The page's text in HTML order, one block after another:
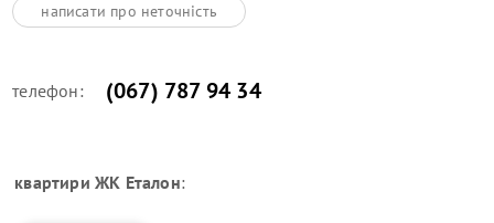
написати про неточність
телефон: (067) 787 94 34
квартири ЖК Еталон: